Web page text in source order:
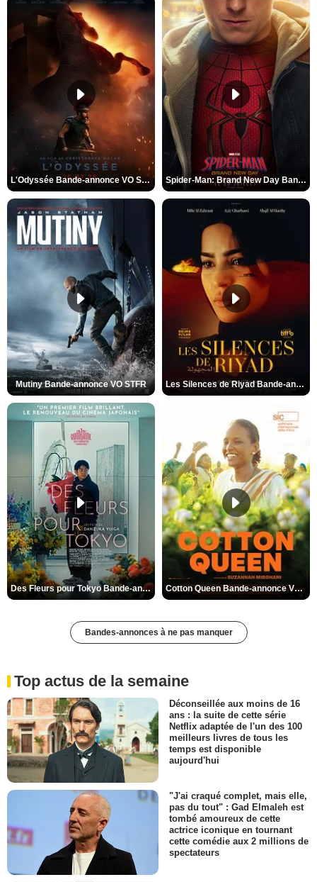
L'Odyssée Bande-annonce VO STFR Spider-Man: Brand New Day Bande-annonce VO STFR
Mutiny Bande-annonce VO STFR Les Silences de Riyad Bande-annonce VO STFR
Des Fleurs pour Tokyo Bande-annonce VO STFR Cotton Queen Bande-annonce VO STFR
Bandes-annonces à ne pas manquer
Top actus de la semaine
Déconseillée aux moins de 16
ans : la suite de cette série
Netflix adaptée de l'un des 100
meilleurs livres de tous les
temps est disponible
aujourd'hui
"J'ai craqué complet, mais elle,
pas du tout" : Gad Elmaleh est
tombé amoureux de cette
actrice iconique en tournant
cette comédie aux 2 millions de
spectateurs